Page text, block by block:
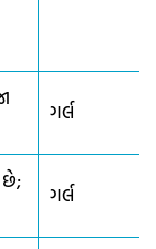
ગર્લ
છે;
ગર્લ